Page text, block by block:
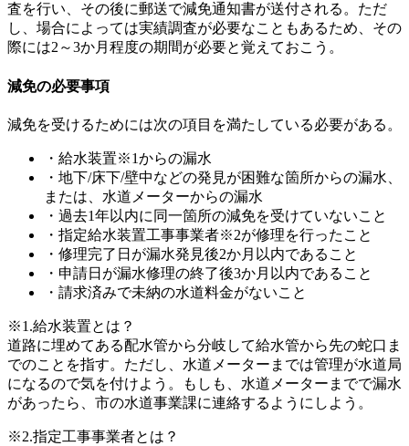
査を行い、その後に郵送で減免通知書が送付される。ただ
し、場合によっては実績調査が必要なこともあるため、その
際には2～3か月程度の期間が必要と覚えておこう。
減免の必要事項
減免を受けるためには次の項目を満たしている必要がある。
・給水装置※1からの漏水
・地下/床下/壁中などの発見が困難な箇所からの漏水、
または、水道メーターからの漏水
・過去1年以内に同一箇所の減免を受けていないこと
・指定給水装置工事事業者※2が修理を行ったこと
・修理完了日が漏水発見後2か月以内であること
・申請日が漏水修理の終了後3か月以内であること
・請求済みで未納の水道料金がないこと
※1.給水装置とは？
道路に埋めてある配水管から分岐して給水管から先の蛇口ま
でのことを指す。ただし、水道メーターまでは管理が水道局
になるので気を付けよう。もしも、水道メーターまでで漏水
があったら、市の水道事業課に連絡するようにしよう。
※2.指定工事事業者とは？